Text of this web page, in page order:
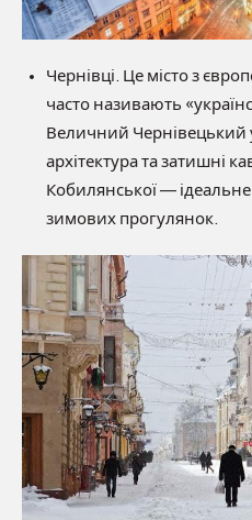
Чернівці. Це місто з
часто називають
Величний Чернівецький
архітектура та затишні
Кобилянської —
зимових прогулянок.